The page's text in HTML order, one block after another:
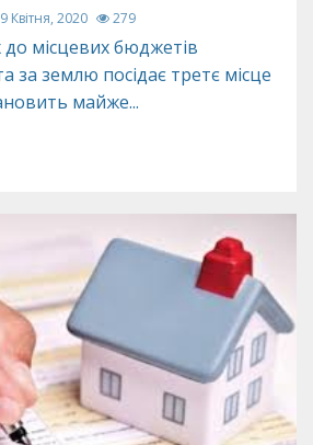
Квітня, 2020 279
місцевих бюджетів
за землю посідає третє місце
майже...